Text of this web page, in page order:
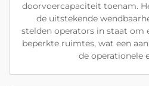
doorvoercapaciteit toenam.
de uitstekende
stelden operators in staat om
beperkte ruimtes, wat een
de operationele